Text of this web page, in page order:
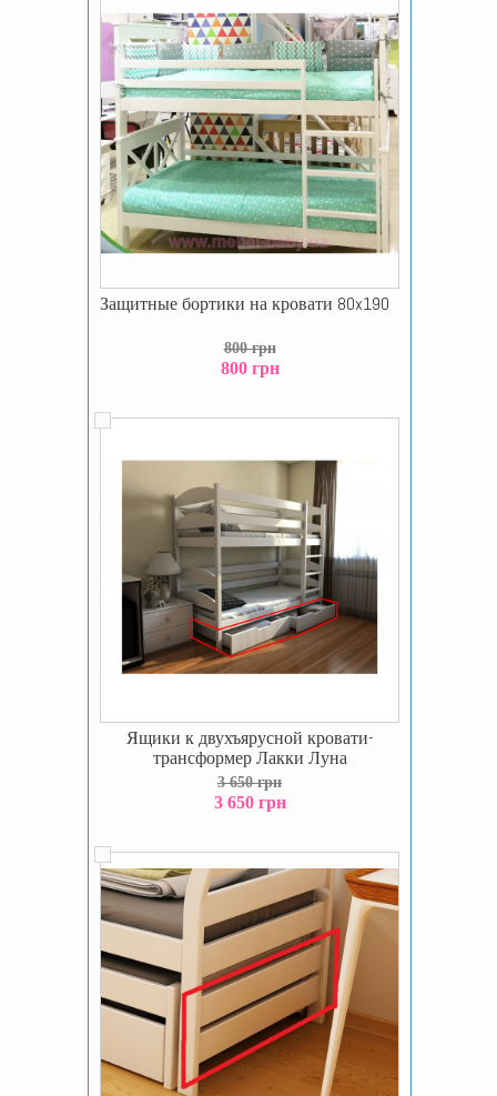
Защитные бортики на кровати 80x190
800 грн
800 грн
Ящики к двухъярусной кровати-
трансформер Лакки Луна
3 650 грн
3 650 грн